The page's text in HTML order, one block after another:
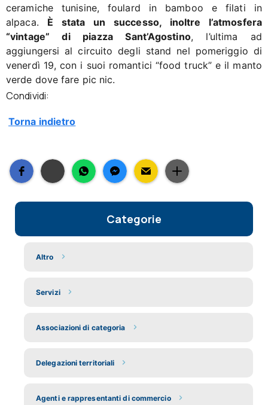
ceramiche tunisine, foulard in bamboo e filati in
alpaca. È stata un successo, inoltre l’atmosfera
“vintage” di piazza Sant’Agostino, l’ultima ad
aggiungersi al circuito degli stand nel pomeriggio di
venerdì 19, con i suoi romantici “food truck” e il manto
verde dove fare pic nic.
Condividi:
Torna indietro
Categorie
Altro
Servizi
Associazioni di categoria
Delegazioni territoriali
Agenti e rappresentanti di commercio